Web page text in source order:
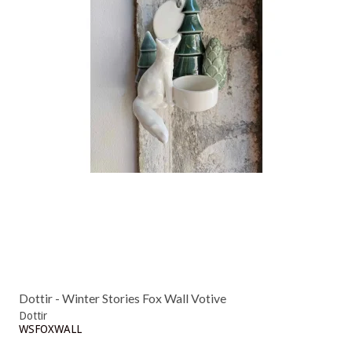
Dottir - Winter Stories Fox Wall Votive
Dottir
WSFOXWALL